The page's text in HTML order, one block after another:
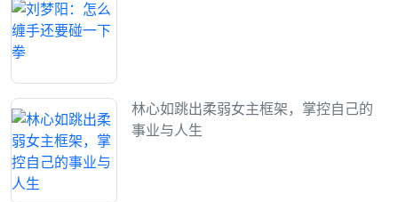
林心如跳出柔弱女主框架，掌控自己的
事业与人生